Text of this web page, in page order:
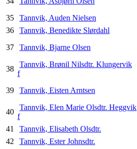
35
Tannvik, Auden Nielsen
36
Tannvik, Benedikte Slørdahl
37
Tannvik, Bjarne Olsen
38
Tannvik, Brønil Nilsdtr. Klungervik
f
39 Tannvik, Eisten Arntsen
40
Tannvik, Elen Marie Olsdtr. Heggvik
f
41
Tannvik, Elisabeth Olsdtr.
42
Tannvik, Ester Johnsdtr.